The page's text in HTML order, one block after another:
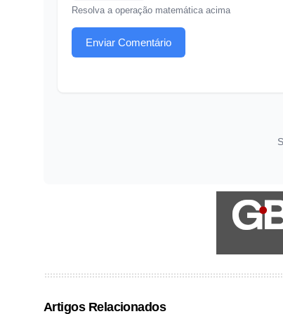
Resolva a operação matemática acima
Enviar Comentário
Artigos Relacionados